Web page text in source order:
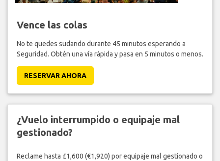
Vence las colas
No te quedes sudando durante 45 minutos esperando a
Seguridad. Obtén una vía rápida y pasa en 5 minutos o menos.
RESERVAR AHORA
¿Vuelo interrumpido o equipaje mal
gestionado?
Reclame hasta £1,600 (€1,920) por equipaje mal gestionado o